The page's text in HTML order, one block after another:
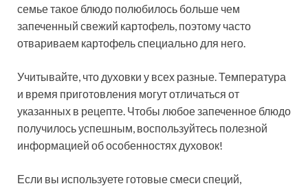
семье такое блюдо полюбилось больше чем
запеченный свежий картофель, поэтому часто
отвариваем картофель специально для него.
Учитывайте, что духовки у всех разные. Температура
и время приготовления могут отличаться от
указанных в рецепте. Чтобы любое запеченное блюдо
получилось успешным, воспользуйтесь полезной
информацией об особенностях духовок!
Если вы используете готовые смеси специй,